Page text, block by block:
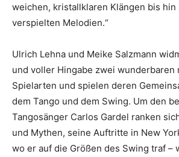
weichen, kristallklaren Klängen bis hin
verspielten Melodien.“
Ulrich Lehna und Meike Salzmann
und voller Hingabe zwei wunderbaren
Spielarten und spielen deren
dem Tango und dem Swing. Um den
Tangosänger Carlos Gardel ranken
und Mythen, seine Auftritte in New
wo er auf die Größen des Swing traf –